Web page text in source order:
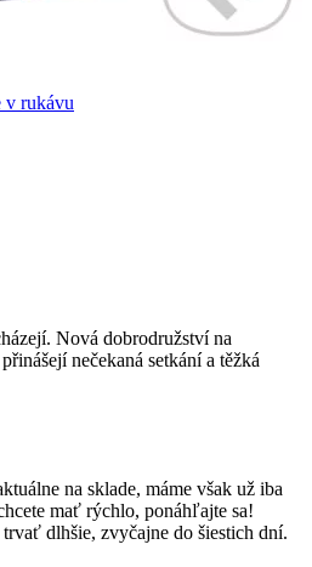
v rukávu
Nová dobrodružství na
nečekaná setkání a těžká
na sklade, máme však už iba
mať rýchlo, ponáhľajte sa!
dlhšie, zvyčajne do šiestich dní.